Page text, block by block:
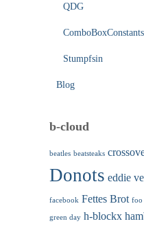
QDG
ComboBoxConstants
Stumpfsin
Blog
b-cloud
beatles beatsteaks
Donots eddie
facebook Fettes Brot foo
green day h-blockx